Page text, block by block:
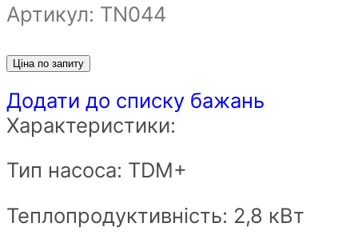
Артикул: ТN044
Ціна по запиту
Додати до списку бажань
Характеристики:
Тип насоса: TDM+
Теплопродуктивність: 2,8 кВт